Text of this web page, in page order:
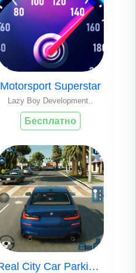
Motorsport Superstar
Lazy Boy Development..
Бесплатно
Real City Car Parking 2